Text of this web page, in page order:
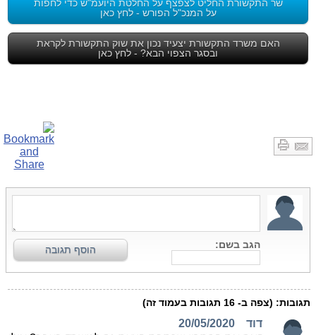
שר התקשורת החליט לצפצף על החלטת היועמ"ש כדי לחפות
על המנכ"ל הפורש - לחץ כאן
האם משרד התקשורת יצעיד נכון את שוק התקשורת לקראת
ובסגר הצפוי הבא? - לחץ כאן